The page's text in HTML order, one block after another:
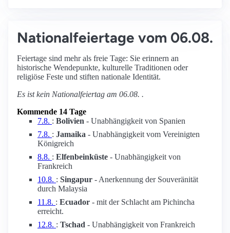
Nationalfeiertage vom 06.08.
Feiertage sind mehr als freie Tage: Sie erinnern an
historische Wendepunkte, kulturelle Traditionen oder
religiöse Feste und stiften nationale Identität.
Es ist kein Nationalfeiertag am 06.08. .
Kommende 14 Tage
7.8. : Bolivien - Unabhängigkeit von Spanien
7.8. : Jamaika - Unabhängigkeit vom Vereinigten
Königreich
8.8. : Elfenbeinküste - Unabhängigkeit von
Frankreich
10.8. : Singapur - Anerkennung der Souveränität
durch Malaysia
11.8. : Ecuador - mit der Schlacht am Pichincha
erreicht.
12.8. : Tschad - Unabhängigkeit von Frankreich